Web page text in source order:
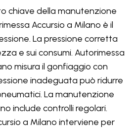
chiave della manutenzione
Accursio a Milano è il
La pressione corretta
e sui consumi. Autorimessa
misura il gonfiaggio con
inadeguata può ridurre
La manutenzione
include controlli regolari.
a Milano interviene per